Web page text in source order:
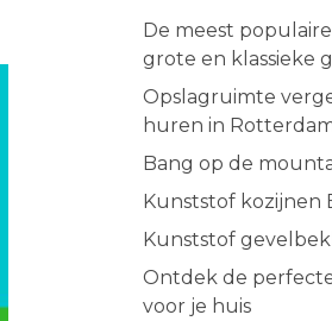
De meest
grote en klassieke
Opslagruimte
huren in
Bang op de
Kunststof kozijnen
Kunststof
Ontdek de
voor je huis